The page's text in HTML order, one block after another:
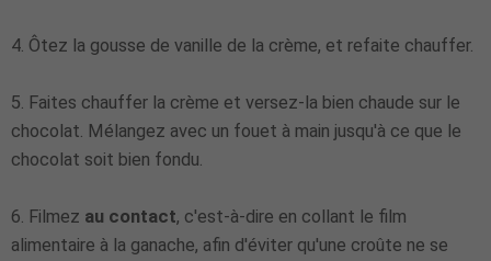
4. Ôtez la gousse de vanille de la crème, et refaite chauffer.
5. Faites chauffer la crème et versez-la bien chaude sur le
chocolat. Mélangez avec un fouet à main jusqu'à ce que le
chocolat soit bien fondu.
6. Filmez au contact, c'est-à-dire en collant le film
alimentaire à la ganache, afin d'éviter qu'une croûte ne se